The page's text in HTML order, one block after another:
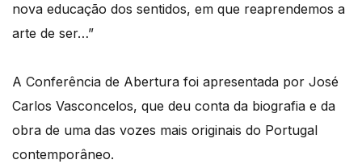
nova educação dos sentidos, em que reaprendemos a
arte de ser…”
A Conferência de Abertura foi apresentada por José
Carlos Vasconcelos, que deu conta da biografia e da
obra de uma das vozes mais originais do Portugal
contemporâneo.